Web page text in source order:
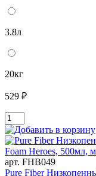
3.8л
20кг
529 ₽
арт. FHB049
Pure Fiber